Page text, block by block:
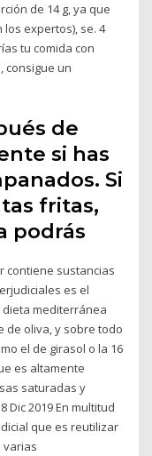
de 14 g, ya que
expertos), se. 4
tu comida con
consigue un
de
si has
Si
fritas,
podrás
contiene sustancias
es el
mediterránea
de oliva, y sobre todo
el de girasol o la 16
es altamente
saturadas y
2019 En multitud
que es reutilizar
varias